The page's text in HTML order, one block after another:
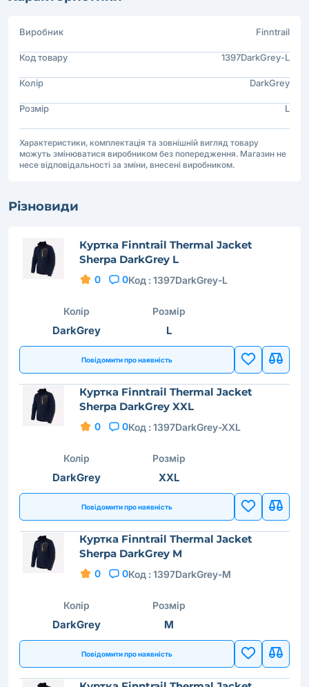
Виробник Finntrail
Код товару 1397DarkGrey-L
Колір DarkGrey
Розмір L
Характеристики, комплектація та зовнішній вигляд товару
можуть змінюватися виробником без попередження. Магазин не
несе відповідальності за зміни, внесені виробником.
Різновиди
Куртка Finntrail Thermal Jacket
Sherpa DarkGrey L
0 0Код : 1397DarkGrey-L
Колір
DarkGrey
Розмір
L
Повідомити про наявність
Куртка Finntrail Thermal Jacket
Sherpa DarkGrey XXL
0 0Код : 1397DarkGrey-XXL
Колір
DarkGrey
Розмір
XXL
Повідомити про наявність
Куртка Finntrail Thermal Jacket
Sherpa DarkGrey M
0 0Код : 1397DarkGrey-M
Колір
DarkGrey
Розмір
M
Повідомити про наявність